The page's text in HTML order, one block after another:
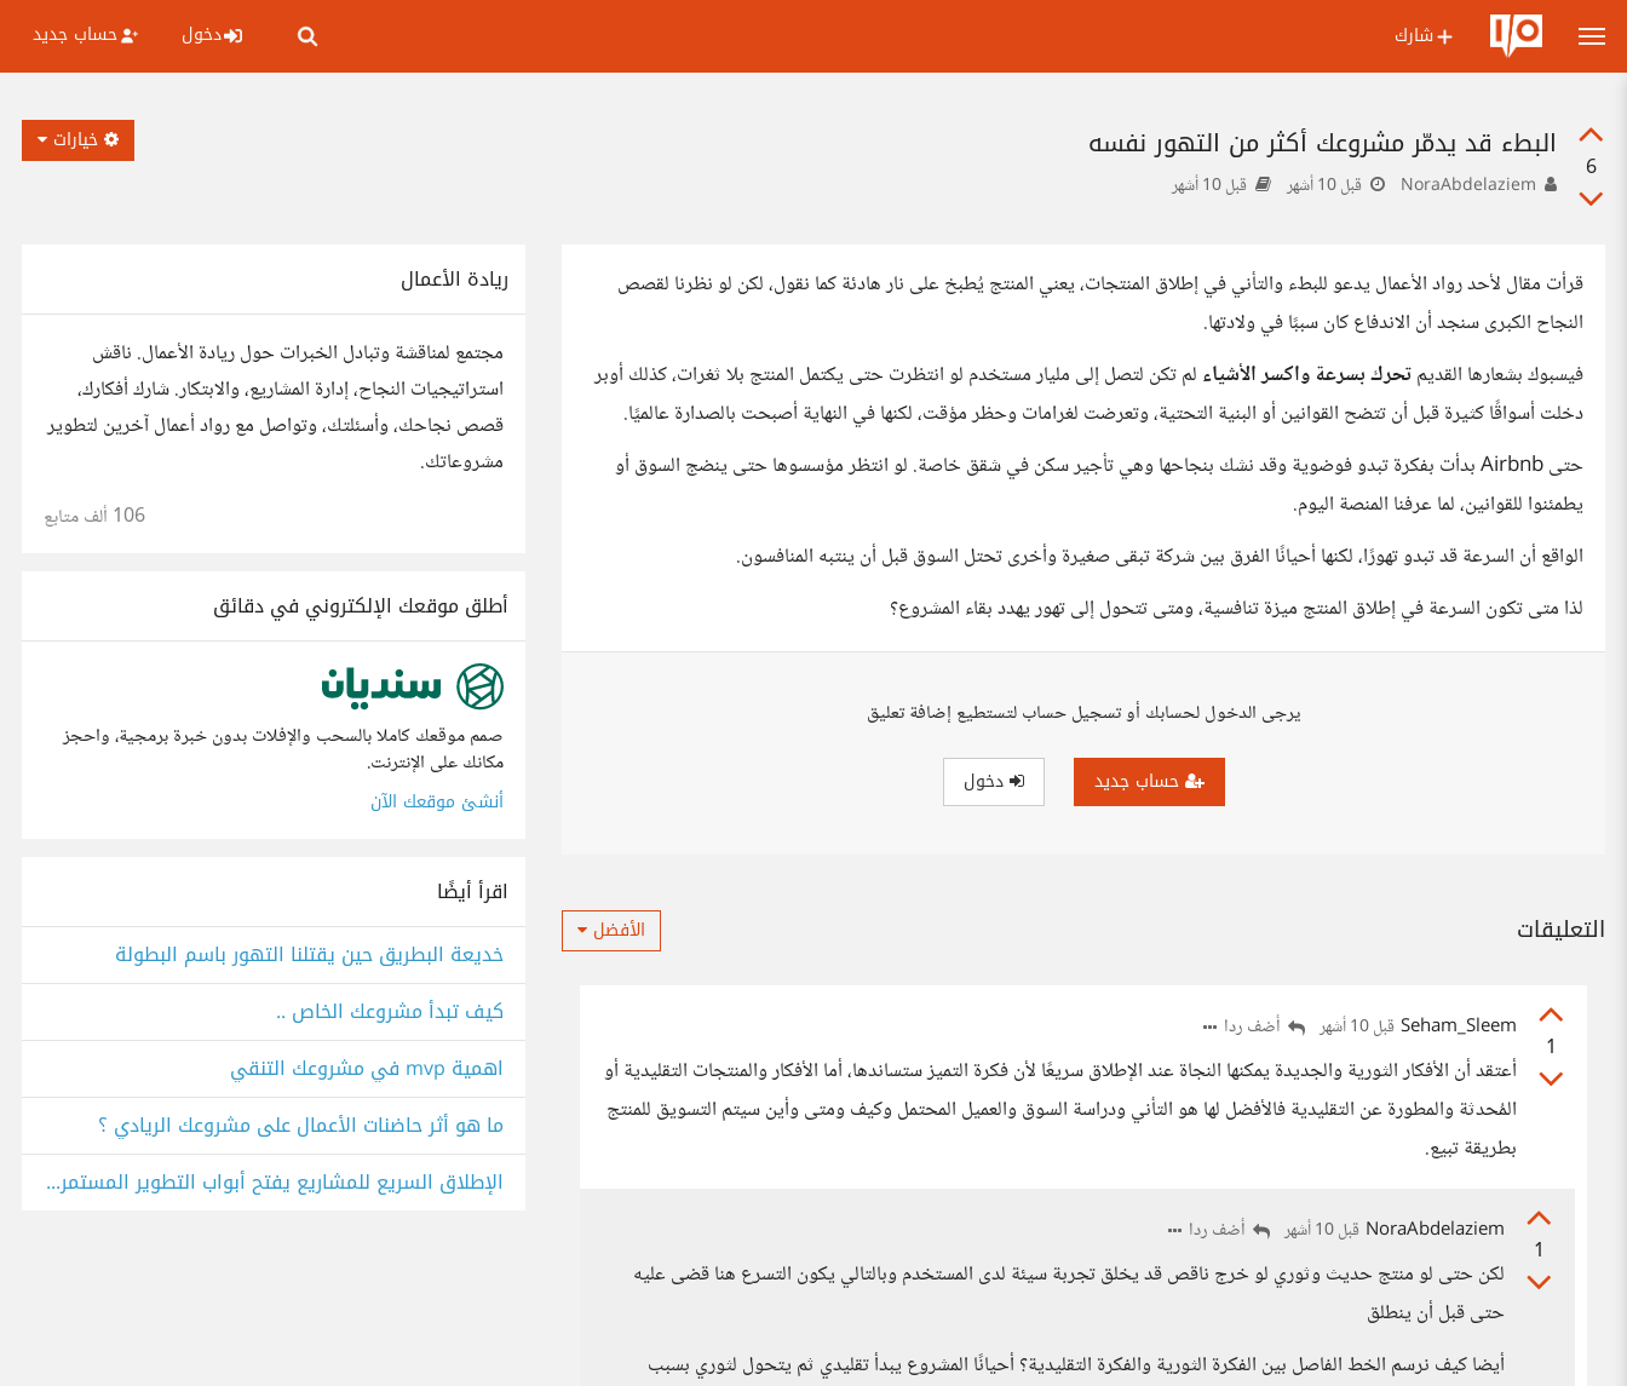
شارك دخول حساب جديد
6
البطء قد يدمّر مشروعك أكثر من التهور نفسه
قبل 10 أشهر قبل 10 أشهر
خيارات
قرأت مقال لأحد رواد الأعمال يدعو للبطء والتأني في إطلاق المنتجات، يعني المنتج يُطبخ على نار هادئة كما نقول، لكن لو نظرنا لقصص
النجاح الكبرى سنجد أن الاندفاع كان سببًا في ولادتها.
فيسبوك بشعارها القديمتحرك بسرعة واكسر الأشياء لم تكن لتصل إلى مليار مستخدم لو انتظرت حتى يكتمل المنتج بلا ثغرات، كذلك أوبر
دخلت أسواقًا كثيرة قبل أن تتضح القوانين أو البنية التحتية، وتعرضت لغرامات وحظر مؤقت، لكنها في النهاية أصبحت بالصدارة عالميًا.
حتى Airbnb بدأت بفكرة تبدو فوضوية وقد نشك بنجاحها وهي تأجير سكن في شقق خاصة. لو انتظر مؤسسوها حتى ينضج السوق أو
يطمئنوا للقوانين، لما عرفنا المنصة اليوم.
الواقع أن السرعة قد تبدو تهورًا، لكنها أحيانًا الفرق بين شركة تبقى صغيرة وأخرى تحتل السوق قبل أن ينتبه المنافسون.
لذا متى تكون السرعة في إطلاق المنتج ميزة تنافسية، ومتى تتحول إلى تهور يهدد بقاء المشروع؟
يرجى الدخول لحسابك أو تسجيل حساب لتستطيع إضافة تعليق
حساب جديد دخول
التعليقات الأفضل
1
Seham_Sleem قبل 10 أشهر أضف ردا
أعتقد أن الأفكار الثورية والجديدة يمكنها النجاة عند الإطلاق سريعًا لأن فكرة التميز ستساندها، أما الأفكار والمنتجات التقليدية أو
المُحدثة والمطورة عن التقليدية فالأفضل لها هو التأني ودراسة السوق والعميل المحتمل وكيف ومتى وأين سيتم التسويق للمنتج
بطريقة تبيع.
1
NoraAbdelaziem قبل 10 أشهر أضف ردا
لكن حتى لو منتج حديث وثوري لو خرج ناقص قد يخلق تجربة سيئة لدى المستخدم وبالتالي يكون التسرع هنا قضى عليه
حتى قبل أن ينطلق
أيضا كيف نرسم الخط الفاصل بين الفكرة الثورية والفكرة التقليدية؟ أحيانًا المشروع يبدأ تقليدي ثم يتحول لثوري بسبب
ريادة الأعمال
مجتمع لمناقشة وتبادل الخبرات حول ريادة الأعمال. ناقش
استراتيجيات النجاح، إدارة المشاريع، والابتكار. شارك أفكارك،
قصص نجاحك، وأسئلتك، وتواصل مع رواد أعمال آخرين لتطوير
مشروعاتك.
106 ألف متابع
أطلق موقعك الإلكتروني في دقائق
صمم موقعك كاملا بالسحب والإفلات بدون خبرة برمجية، واحجز
مكانك على الإنترنت.
أنشئ موقعك الآن
اقرأ أيضًا
خديعة البطريق حين يقتلنا التهور باسم البطولة
كيف تبدأ مشروعك الخاص ..
اهمية mvp في مشروعك التنقي
ما هو أثر حاضنات الأعمال على مشروعك الريادي ؟
الإطلاق السريع للمشاريع يفتح أبواب التطوير المستمر أم يدمرها